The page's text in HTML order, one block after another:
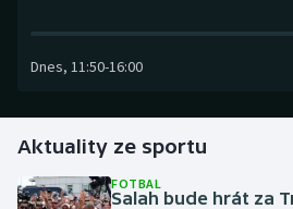
Futsal
Golf
Gymnastika
Dnes, 11:50-16:00
Aktuality ze sportu
FOTBAL
Salah bude hrát za